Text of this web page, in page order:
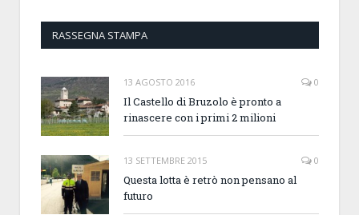
RASSEGNA STAMPA
13 AGOSTO 2016 0
Il Castello di Bruzolo è pronto a
rinascere con i primi 2 milioni
13 SETTEMBRE 2015 0
Questa lotta è retrò non pensano al
futuro